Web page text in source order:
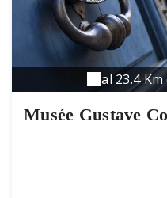
al 23.4
Musée Gustave